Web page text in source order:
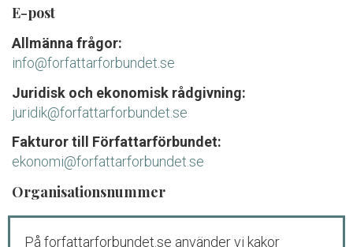
E-post
Allmänna frågor:
info@forfattarforbundet.se
Juridisk och ekonomisk rådgivning:
juridik@forfattarforbundet.se
Fakturor till Författarförbundet:
ekonomi@forfattarforbundet.se
Organisationsnummer
802004-7687
På forfattarforbundet.se använder vi kakor